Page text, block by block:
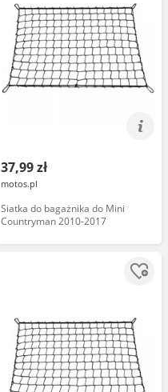
37,99 zł
motos.pl
Siatka do bagażnika do Mini
Countryman 2010-2017